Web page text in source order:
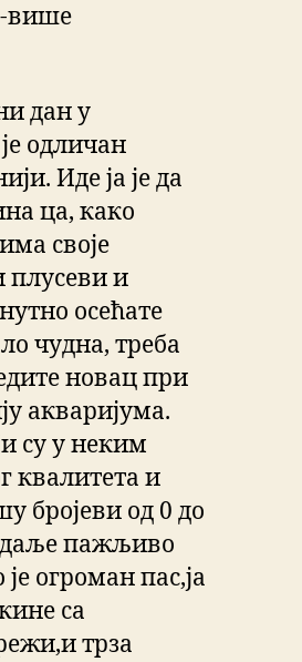
више
дан у
одличан
Иде ја је да
ца, како
своје
плусеви и
осећате
чудна, треба
новац при
акваријума.
су у неким
квалитета и
бројеви од 0 до
даље пажљиво
огроман пас,ја
са
трза